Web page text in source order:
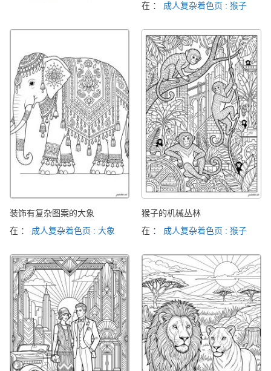
在 ： 成人复杂着色页 : 猴子
装饰有复杂图案的大象
在 ： 成人复杂着色页 : 大象
猴子的机械丛林
在 ： 成人复杂着色页 : 猴子